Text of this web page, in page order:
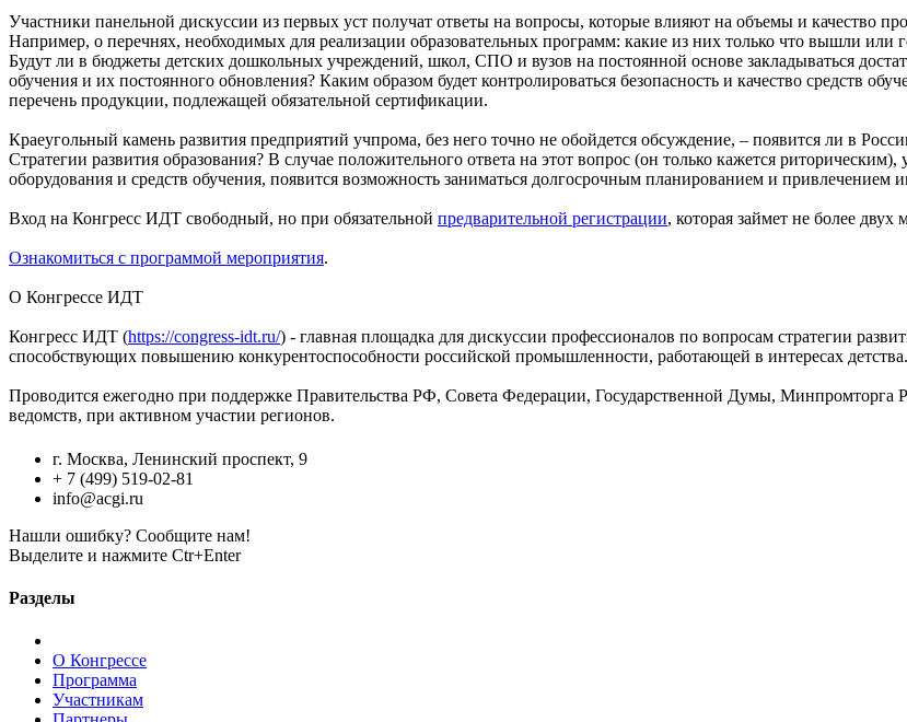
Участники панельной дискуссии из первых уст получат ответы на вопросы, которые влияют на объемы и качество
Например, о перечнях, необходимых для реализации образовательных программ: какие из них только что вышли или
Будут ли в бюджеты детских дошкольных учреждений, школ, СПО и вузов на постоянной основе закладываться
обучения и их постоянного обновления? Каким образом будет контролироваться безопасность и качество средств
перечень продукции, подлежащей обязательной сертификации.
Краеугольный камень развития предприятий учпрома, без него точно не обойдется обсуждение, – появится ли в
Стратегии развития образования? В случае положительного ответа на этот вопрос (он только кажется
оборудования и средств обучения, появится возможность заниматься долгосрочным планированием и привлечением
Вход на Конгресс ИДТ свободный, но при обязательной предварительной регистрации, которая займет не более двух
Ознакомиться с программой мероприятия.
О Конгрессе ИДТ
Конгресс ИДТ (https://congress-idt.ru/) - главная площадка для дискуссии профессионалов по вопросам стратегии
способствующих повышению конкурентоспособности российской промышленности, работающей в интересах детства.
Проводится ежегодно при поддержке Правительства РФ, Совета Федерации, Государственной Думы,
ведомств, при активном участии регионов.
г. Москва, Ленинский проспект, 9
+ 7 (499) 519-02-81
info@acgi.ru
Нашли ошибку? Сообщите нам!
Выделите и нажмите Ctr+Enter
Разделы
О Конгрессе
Программа
Участникам